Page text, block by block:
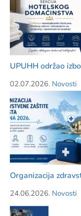
UPUHH održao
02.07.2026. Novosti
Organizacija
24.06.2026. Novosti